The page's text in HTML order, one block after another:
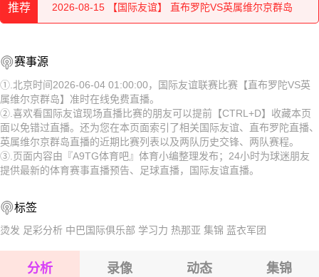
推荐 2026-08-15 【国际友谊】 直布罗陀VS英属维尔京群岛
2026-08-15 【国际友谊】 直布罗陀VS英属维尔京群岛
2026-08-15 【国际友谊】 直布罗陀VS英属维尔京群岛
2026-08-15 【国际友谊】 直布罗陀VS英属维尔京群岛
2026-08-15 【国际友谊】 直布罗陀VS英属维尔京群岛
2026-08-15 【国际友谊】 直布罗陀VS英属维尔京群岛
2026-08-15 【国际友谊】 直布罗陀VS英属维尔京群岛
2026-08-15 【国际友谊】 直布罗陀VS英属维尔京群岛
赛事源
①.北京时间2026-06-04 01:00:00，国际友谊联赛比赛【直布罗陀VS英
属维尔京群岛】准时在线免费直播。
②.喜欢看国际友谊现场直播比赛的朋友可以提前【CTRL+D】收藏本页
面以免错过直播。还为您在本页面索引了相关国际友谊、直布罗陀直播、
英属维尔京群岛直播的近期比赛列表以及两队历史交锋、两队赛程。
③.页面内容由『A9TG体育吧』体育小编整理发布；24小时为球迷朋友
提供最新的体育赛事直播预告、足球直播，国际友谊直播。
标签
烫发 足彩分析 中巴国际俱乐部 学习力 热那亚 集锦 蓝衣军团
分析 录像 动态 集锦